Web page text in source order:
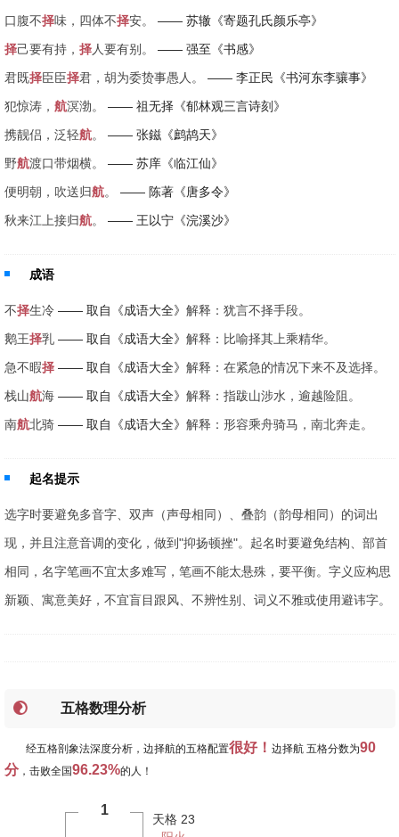
口腹不择味，四体不择安。
—— 苏辙《寄题孔氏颜乐亭》
择己要有持， 择人要有别。
—— 强至《书感》
君既择臣臣择君，胡为委贽事愚人。
—— 李正民《书河东李骧事》
犯惊涛， 航溟渤。
—— 祖无择《郁林观三言诗刻》
携靓侣，泛轻航。
—— 张鎡《鹧鸪天》
野航渡口带烟横。
—— 苏庠《临江仙》
便明朝，吹送归航。
—— 陈著《唐多令》
秋来江上接归航。 —— 王以宁《浣溪沙》
成语
不择生冷 —— 取自《成语大全》 解释：犹言不择手段。
鹅王择乳 —— 取自《成语大全》 解释：比喻择其上乘精华。
急不暇择 —— 取自《成语大全》 解释：在紧急的情况下来不及选择。
栈山航海 —— 取自《成语大全》 解释：指跋山涉水，逾越险阻。
南航北骑 —— 取自《成语大全》 解释：形容乘舟骑马，南北奔走。
起名提示
选字时要避免多音字、双声（声母相同）、叠韵（韵母相同）的词出
现，并且注意音调的变化，做到"抑扬顿挫"。起名时要避免结构、部首
相同，名字笔画不宜太多难写，笔画不能太悬殊，要平衡。字义应构思
新颖、寓意美好，不宜盲目跟风、不辨性别、词义不雅或使用避讳字。
五格数理分析
经五格剖象法深度分析，边择航的五格配置很好！ 边择航 五格分数为90
分，击败全国96.23%的人！
1
天格 23